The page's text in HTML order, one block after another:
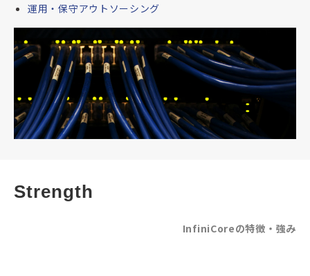
運用・保守アウトソーシング
Strength
InfiniCoreの特徴・強み